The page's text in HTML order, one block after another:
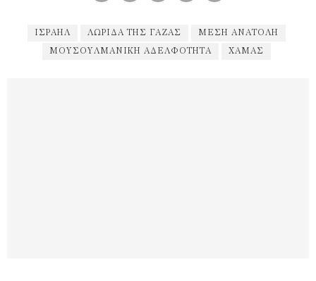
ΙΣΡΑΉΛ ΛΩΡΙΔΑ ΤΗΣ ΓΑΖΑΣ ΜΕΣΗ ΑΝΑΤΟΛΉ
ΜΟΥΣΟΥΛΜΑΝΙΚΉ ΑΔΕΛΦΌΤΗΤΑ ΧΑΜΆΣ